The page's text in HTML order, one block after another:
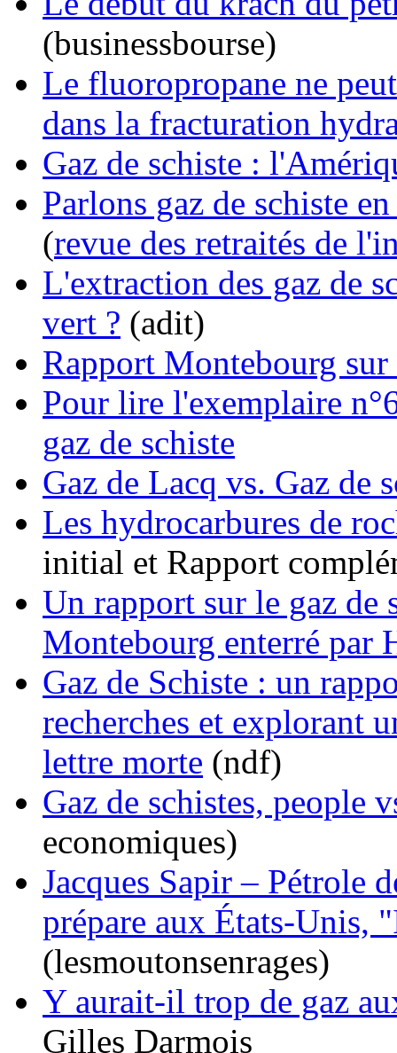
(businessbourse)
Le fluoropropane ne
dans la fracturation
Gaz de schiste :
Parlons gaz de schiste
(revue des retraités de
L'extraction des gaz de
vert ? (adit)
Rapport Montebourg sur
Pour lire l'exemplaire
gaz de schiste
Gaz de Lacq vs. Gaz de
Les hydrocarbures de
initial et Rapport
Un rapport sur le gaz de
Montebourg enterré par
Gaz de Schiste : un
recherches et explorant
lettre morte (ndf)
Gaz de schistes, people
economiques)
Jacques Sapir – Pétrole
prépare aux États-Unis,
(lesmoutonsenrages)
Y aurait-il trop de gaz
Gilles Darmois